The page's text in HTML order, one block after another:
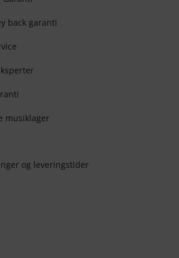
back garanti
musiklager
og leveringstider